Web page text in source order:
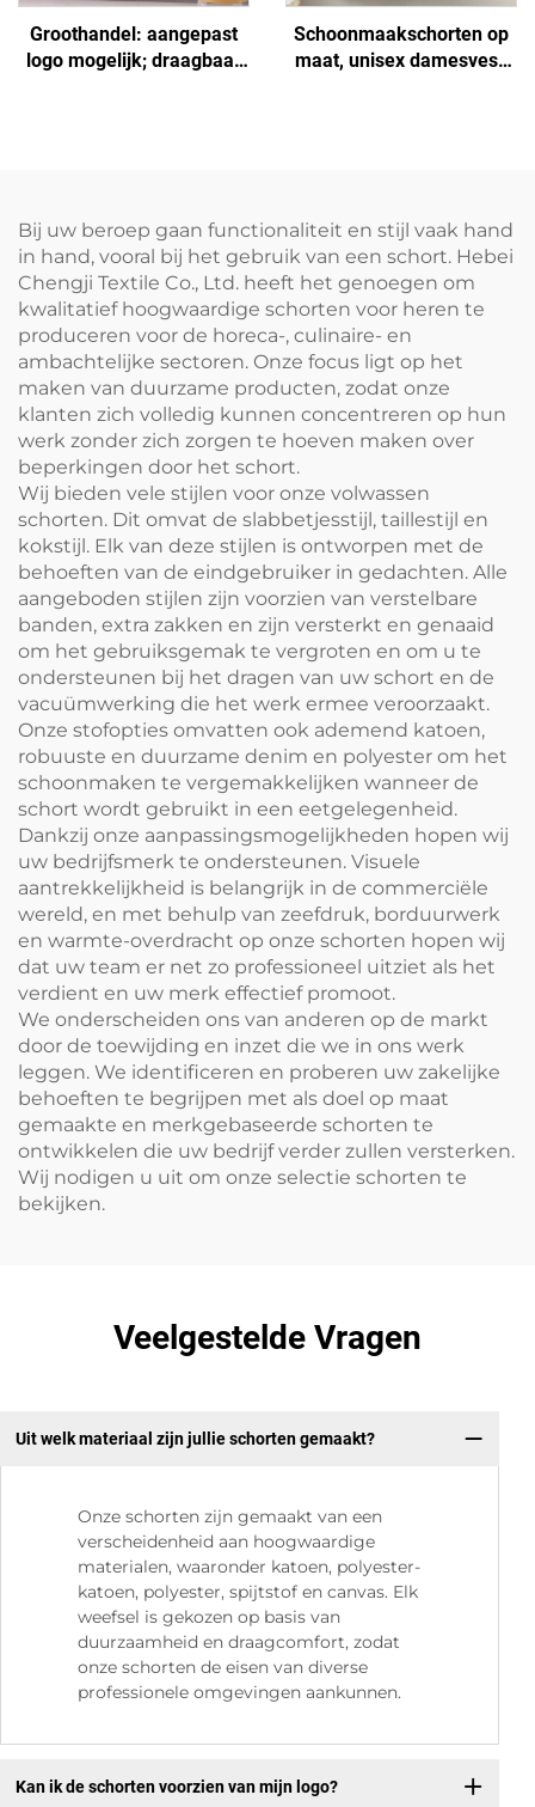
Groothandel: aangepast
logo mogelijk; draagbaar
Schoonmaakschorten op
maat, unisex damesvest,
Bij uw beroep gaan functionaliteit en stijl vaak hand
in hand, vooral bij het gebruik van een schort. Hebei
Chengji Textile Co., Ltd. heeft het genoegen om
kwalitatief hoogwaardige schorten voor heren te
produceren voor de horeca-, culinaire- en
ambachtelijke sectoren. Onze focus ligt op het
maken van duurzame producten, zodat onze
klanten zich volledig kunnen concentreren op hun
werk zonder zich zorgen te hoeven maken over
beperkingen door het schort.
Wij bieden vele stijlen voor onze volwassen
schorten. Dit omvat de slabbetjesstijl, taillestijl en
kokstijl. Elk van deze stijlen is ontworpen met de
behoeften van de eindgebruiker in gedachten. Alle
aangeboden stijlen zijn voorzien van verstelbare
banden, extra zakken en zijn versterkt en genaaid
om het gebruiksgemak te vergroten en om u te
ondersteunen bij het dragen van uw schort en de
vacuümwerking die het werk ermee veroorzaakt.
Onze stofopties omvatten ook ademend katoen,
robuuste en duurzame denim en polyester om het
schoonmaken te vergemakkelijken wanneer de
schort wordt gebruikt in een eetgelegenheid.
Dankzij onze aanpassingsmogelijkheden hopen wij
uw bedrijfsmerk te ondersteunen. Visuele
aantrekkelijkheid is belangrijk in de commerciële
wereld, en met behulp van zeefdruk, borduurwerk
en warmte-overdracht op onze schorten hopen wij
dat uw team er net zo professioneel uitziet als het
verdient en uw merk effectief promoot.
We onderscheiden ons van anderen op de markt
door de toewijding en inzet die we in ons werk
leggen. We identificeren en proberen uw zakelijke
behoeften te begrijpen met als doel op maat
gemaakte en merkgebaseerde schorten te
ontwikkelen die uw bedrijf verder zullen versterken.
Wij nodigen u uit om onze selectie schorten te
bekijken.
Veelgestelde Vragen
Uit welk materiaal zijn jullie schorten gemaakt?
Onze schorten zijn gemaakt van een
verscheidenheid aan hoogwaardige
materialen, waaronder katoen, polyester-
katoen, polyester, spijtstof en canvas. Elk
weefsel is gekozen op basis van
duurzaamheid en draagcomfort, zodat
onze schorten de eisen van diverse
professionele omgevingen aankunnen.
Kan ik de schorten voorzien van mijn logo?